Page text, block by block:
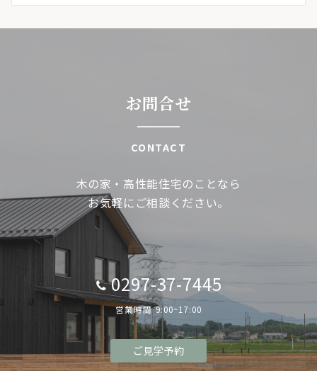
お問合せ
CONTACT
木の家・高性能住宅のことなら
お気軽にご相談ください。
0297-37-7445
営業時間 9:00~17:00
ご見学予約